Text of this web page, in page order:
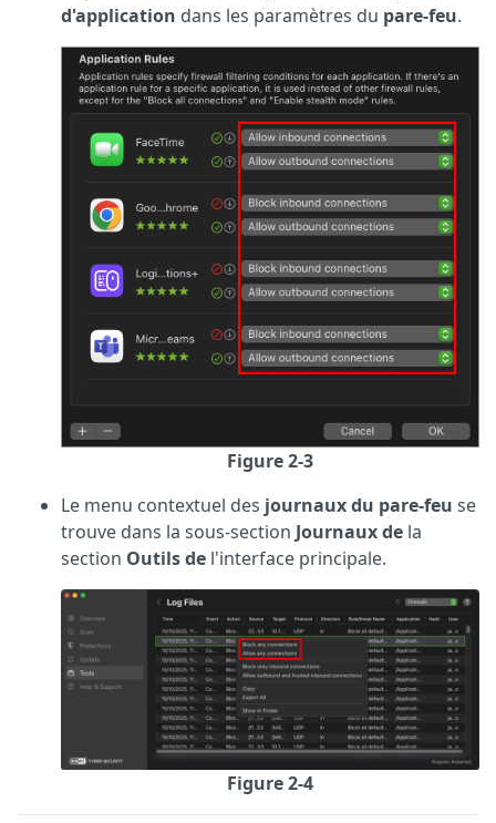
d'application dans les paramètres du pare-feu.
Figure 2-3
Le menu contextuel des journaux du pare-feu se
trouve dans la sous-section Journaux de la
section Outils de l'interface principale.
Figure 2-4